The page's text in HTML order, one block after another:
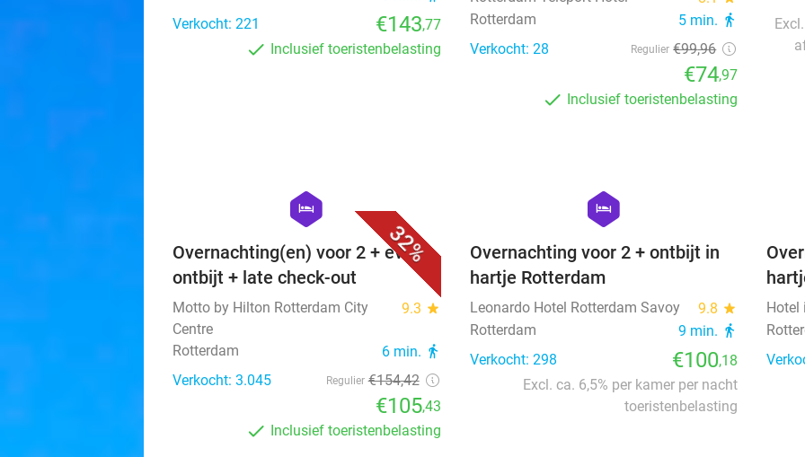
Verkocht: 221 €143,77
Inclusief toeristenbelasting
Rotterdam 5 min. directions_walk
Verkocht: 28 Regulier €99,96
€74,97
Inclusief toeristenbelasting
32%
hexagon
hotel
Overnachting(en) voor 2 + evt.
ontbijt + late check-out
Motto by Hilton Rotterdam City
Centre
9.3 star
Rotterdam 6 min. directions_walk
Verkocht: 3.045 Regulier €154,42
€105,43
Inclusief toeristenbelasting
hexagon
hotel
Overnachting voor 2 + ontbijt in
hartje Rotterdam
Leonardo Hotel Rotterdam Savoy 9.8 star
Rotterdam 9 min. directions_walk
Verkocht: 298 €100,18
Excl. ca. 6,5% per kamer per nacht
toeristenbelasting
Hotel